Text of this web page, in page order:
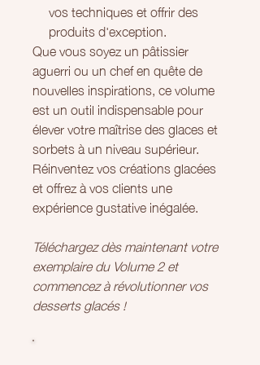
vos techniques et offrir des
produits d'exception.
Que vous soyez un pâtissier
aguerri ou un chef en quête de
nouvelles inspirations, ce volume
est un outil indispensable pour
élever votre maîtrise des glaces et
sorbets à un niveau supérieur.
Réinventez vos créations glacées
et offrez à vos clients une
expérience gustative inégalée.
Téléchargez dès maintenant votre
exemplaire du Volume 2 et
commencez à révolutionner vos
desserts glacés !